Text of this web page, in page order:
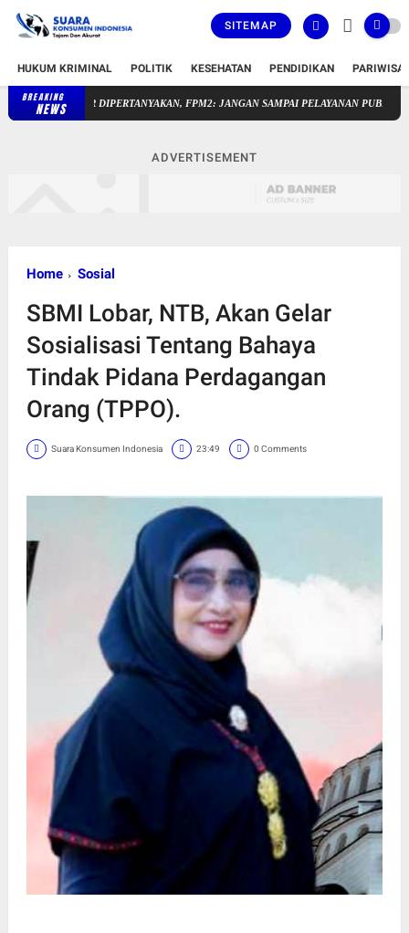
SITEMAP
HUKUM KRIMINAL POLITIK KESEHATAN PENDIDIKAN
BREAKING
NEWS RANGKAP JABATAN PLT KEPALA UPTD SAKRA TIMUR
ADVERTISEMENT
Home Sosial
SBMI Lobar, NTB, Akan Gelar
Sosialisasi Tentang Bahaya
Tindak Pidana Perdagangan
Orang (TPPO).
Suara Konsumen Indonesia 23:49 0 Comments